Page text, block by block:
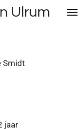
Ulrum
jaar